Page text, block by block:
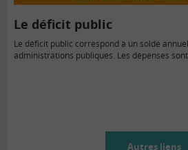
Le déficit public
Le déficit public correspond à un solde
administrations publiques. Les dépenses
Autres liens